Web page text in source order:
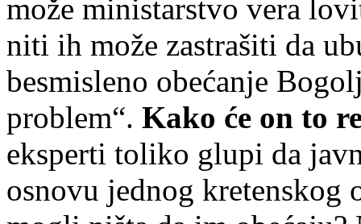
može ministarstvo vera
niti ih može zastrašiti da
besmisleno obećanje
problem“. Kako će on to
eksperti toliko glupi da
osnovu jednog kretenskog